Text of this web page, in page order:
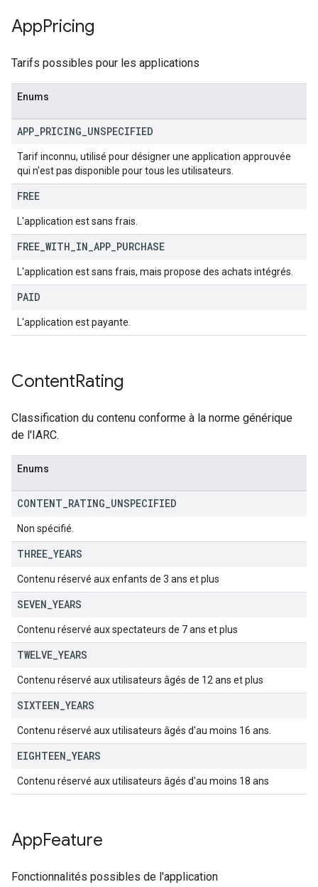
AppPricing
Tarifs possibles pour les applications
Enums
APP PRICING UNSPECIFIED
Tarif inconnu, utilisé pour désigner une application approuvée
qui n'est pas disponible pour tous les utilisateurs.
FREE
L'application est sans frais.
FREE WITH IN APP PURCHASE
L'application est sans frais, mais propose des achats intégrés.
PAID
L'application est payante.
ContentRating
Classification du contenu conforme à la norme générique
de l'IARC.
Enums
CONTENT RATING UNSPECIFIED
Non spécifié.
THREE YEARS
Contenu réservé aux enfants de 3 ans et plus
SEVEN YEARS
Contenu réservé aux spectateurs de 7 ans et plus
TWELVE YEARS
Contenu réservé aux utilisateurs âgés de 12 ans et plus
SIXTEEN YEARS
Contenu réservé aux utilisateurs âgés d'au moins 16 ans.
EIGHTEEN YEARS
Contenu réservé aux utilisateurs âgés d'au moins 18 ans
AppFeature
Fonctionnalités possibles de l'application